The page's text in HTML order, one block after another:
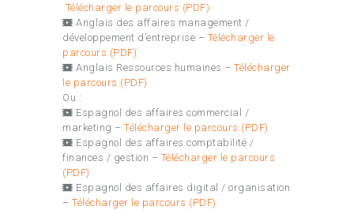
Télécharger le parcours (PDF)
Anglais des affaires management /
développement d’entreprise – Télécharger le
parcours (PDF)
Anglais Ressources humaines – Télécharger
le parcours (PDF)
Ou :
Espagnol des affaires commercial /
marketing – Télécharger le parcours (PDF)
Espagnol des affaires comptabilité /
finances / gestion – Télécharger le parcours
(PDF)
Espagnol des affaires digital / organisation
– Télécharger le parcours (PDF)